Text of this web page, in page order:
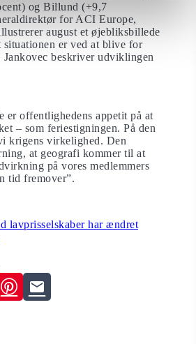
og Billund (+9,7
for ACI Europe,
august et øjebliksbillede
situationen er ved at blive for
Jankovec beskriver udviklingen
er offentlighedens appetit på at
– som feriestigningen. På den
krigens virkelighed. Den
at geografi kommer til at
på vores medlemmers
tid fremover”.
lavprisselskaber har ændret